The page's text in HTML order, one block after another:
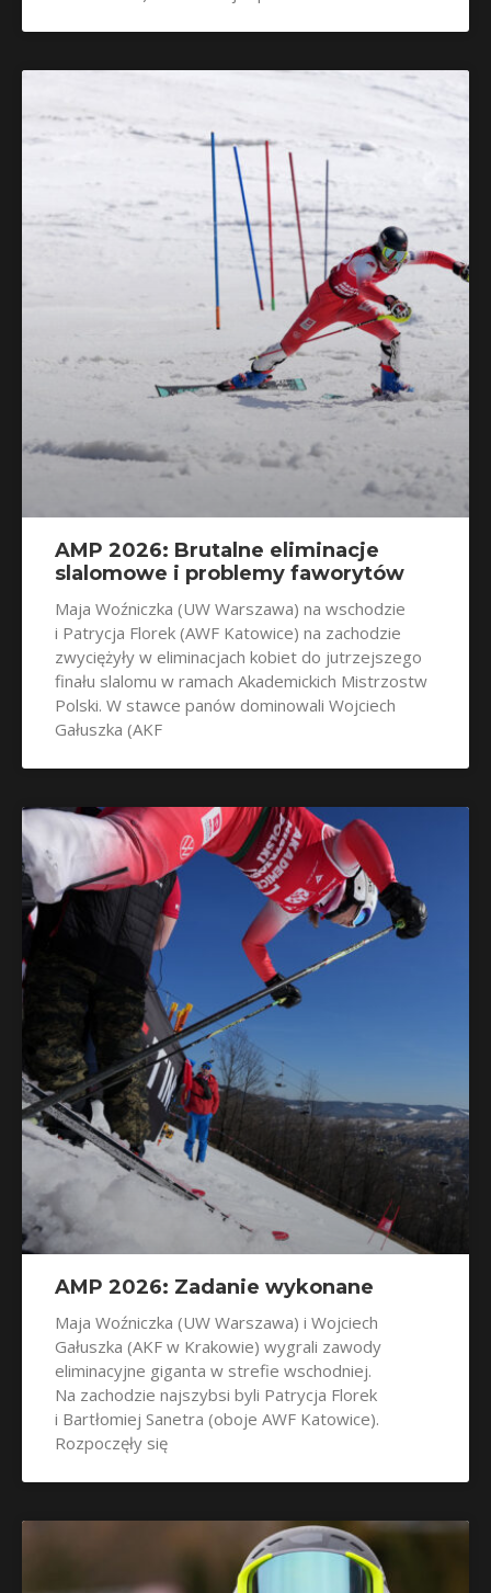
AMP 2026: Brutalne eliminacje
slalomowe i problemy faworytów
Maja Woźniczka (UW Warszawa) na wschodzie
i Patrycja Florek (AWF Katowice) na zachodzie
zwyciężyły w eliminacjach kobiet do jutrzejszego
finału slalomu w ramach Akademickich Mistrzostw
Polski. W stawce panów dominowali Wojciech
Gałuszka (AKF
AMP 2026: Zadanie wykonane
Maja Woźniczka (UW Warszawa) i Wojciech
Gałuszka (AKF w Krakowie) wygrali zawody
eliminacyjne giganta w strefie wschodniej.
Na zachodzie najszybsi byli Patrycja Florek
i Bartłomiej Sanetra (oboje AWF Katowice).
Rozpoczęły się